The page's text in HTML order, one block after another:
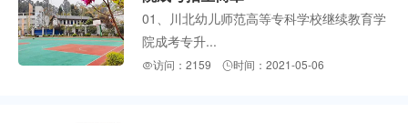
01、川北幼儿师范高等专科学校继续教育学
院成考专升...
访问：2159 时间：2021-05-06